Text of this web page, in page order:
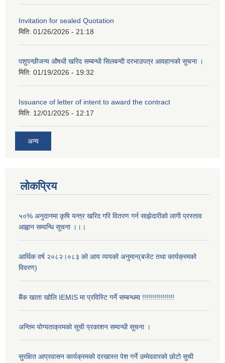
Invitation for sealed Quotation
मिति: 01/26/2026 - 21:18
पशुपन्छीजन्य औषधी खरिद सम्बन्धी सिलबन्दी दरभाउपत्र आवहानको सुचना ।
मिति: 01/19/2026 - 19:32
Issuance of letter of intent to award the contract
मिति: 12/01/2025 - 12:17
अन्य
लोकप्रिय
५०% अनुदानमा कृषि यन्त्र खरिद गरि वितरण गर्न साझेदारीको लागी प्रस्ताव
आह्वान सम्वन्धि सूचना ।।।
आर्थिक वर्ष २०८२।०८३ को आय व्ययको अनुमान(बजेट तथा कार्यक्रमको
विवरण)
बैंक खाता खोलि IEMIS मा प्रविस्टि गर्ने सम्बन्धमा !!!!!!!!!!!!!!!!
अन्तिम योग्यताक्रमको सूची प्रकाशन सम्वन्धी सूचना ।
सुरक्षित आप्रवासन कार्यक्रमको दरखास्त पेश गर्ने उम्मेदवारको छोटो सुची